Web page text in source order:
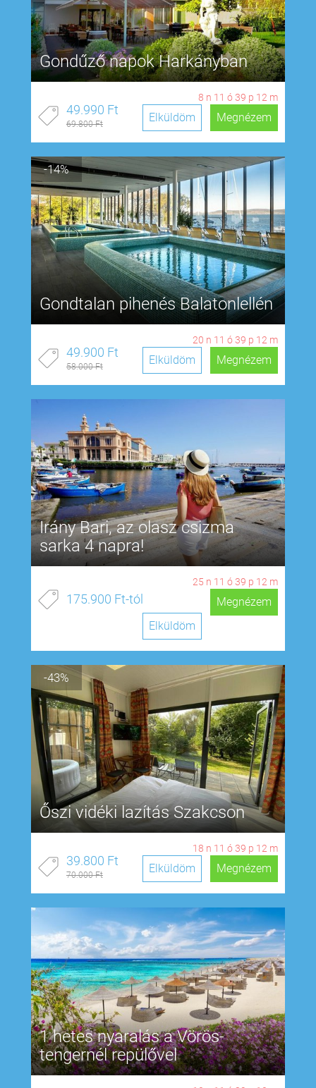
Gondűző napok Harkányban
8 n 11 ó39 p 11 m
49.990 Ft
69.800 Ft Megnézem
Elküldöm
-14%
Gondtalan pihenés Balatonlellén
20 n 11 ó39 p 11 m
49.900 Ft
58.000 Ft Megnézem
Elküldöm
Irány Bari, az olasz csizma
sarka 4 napra!
25 n 11 ó39 p 11 m
175.900 Ft-tól
Megnézem
Elküldöm
-43%
Őszi vidéki lazítás Szakcson
18 n 11 ó39 p 11 m
39.800 Ft
70.000 Ft Megnézem
Elküldöm
1 hetes nyaralás a Vörös-
tengernél repülővel